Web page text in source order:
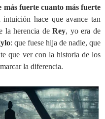
más fuerte cuanto más fuerte
hace que avance tan
la herencia deRey, yo era de
: que fuese hija de nadie, que
que ver con la historia de los
la diferencia.